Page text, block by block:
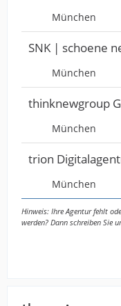
München
München
thinknewgroup
München
trion
München
Hinweis: Ihre Agentur fehlt
werden? Dann schreiben Sie